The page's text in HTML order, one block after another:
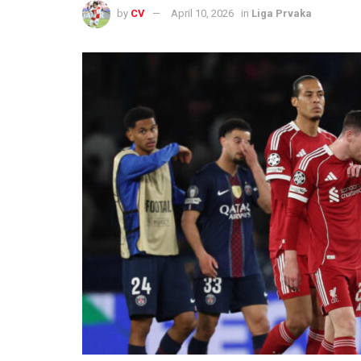
by CV April 10, 2026 in Liga Prvaka